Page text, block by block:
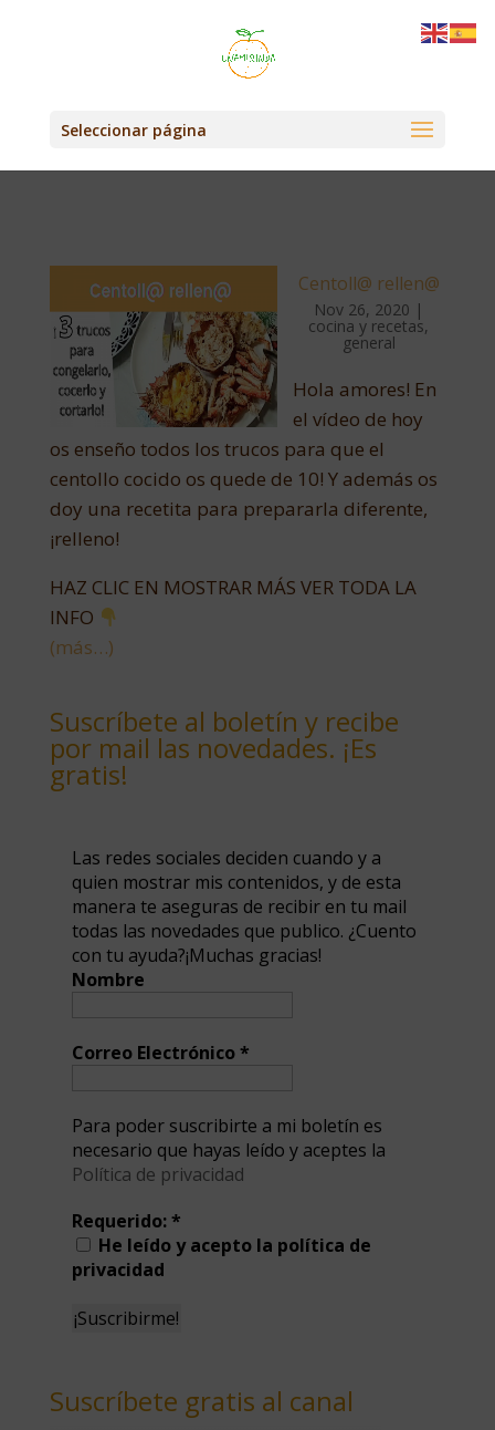
Seleccionar página
Centoll@ rellen@
Nov 26, 2020 |
cocina y recetas,
general
Hola amores! En
el vídeo de hoy
os enseño todos los trucos para que el
centollo cocido os quede de 10! Y además os
doy una recetita para prepararla diferente,
¡relleno!
HAZ CLIC EN MOSTRAR MÁS VER TODA LA
INFO
(más…)
Suscríbete al boletín y recibe
por mail las novedades. ¡Es
gratis!
Las redes sociales deciden cuando y a
quien mostrar mis contenidos, y de esta
manera te aseguras de recibir en tu mail
todas las novedades que publico. ¿Cuento
con tu ayuda?¡Muchas gracias!
Nombre
Correo Electrónico*
Para poder suscribirte a mi boletín es
necesario que hayas leído y aceptes la
Política de privacidad
Requerido:*
He leído y acepto la política de
privacidad
Suscríbete gratis al canal